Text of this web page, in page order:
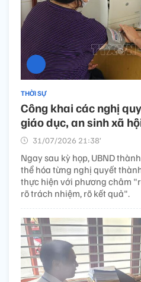
THỜI SỰ
Công khai các nghị
giáo dục, an sinh xã
31/07/2026 21:38’
Ngay sau kỳ họp, UBND
thể hóa từng nghị quyết
thực hiện với phương châm
rõ trách nhiệm, rõ kết quả".